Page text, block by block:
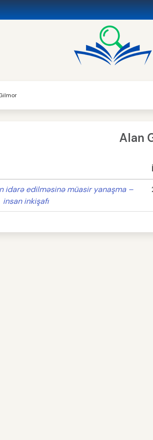
Alan
idarə edilməsinə müasir yanaşma –
insan inkişafı